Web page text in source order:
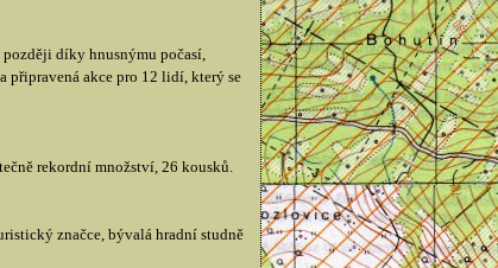
díky hnusnýmu počasí,
připravená akce pro 12 lidí, který se
rekordní množství, 26 kousků.
značce, bývalá hradní studně